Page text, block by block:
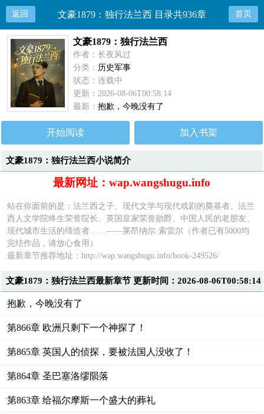
返回 文豪1879：独行法兰西 目录共936章 首页
文豪1879：独行法兰西
作者：长夜风过
分类： 历史军事
状态：连载中
更新：2026-08-06T00:58:14
最新：抱歉，今晚没有了
开始阅读 加入书架
文豪1879：独行法兰西小说简介
最新网址：wap.wangshugu.info
站在你面前的是：法兰西之子、现代文学与现代戏剧的奠基者、法兰
西人文学院终生荣誉院长、英国皇家荣誉勋爵、中国人民的老朋友、
现代城市生活的缔造者……——莱昂纳尔·索雷尔（作者已有5000均
完结作品，请放心食用）
最新章节推荐地址：http://wap.wangshugu.info/book-249526/
文豪1879：独行法兰西最新章节 更新时间：2026-08-06T00:58:14
抱歉，今晚没有了
第866章 欧洲只剩下一个神探了！
第865章 英国人的侦探，要被法国人没收了！
第864章 圣巴塞洛缪陨落
第863章 给福尔摩斯一个盛大的葬礼